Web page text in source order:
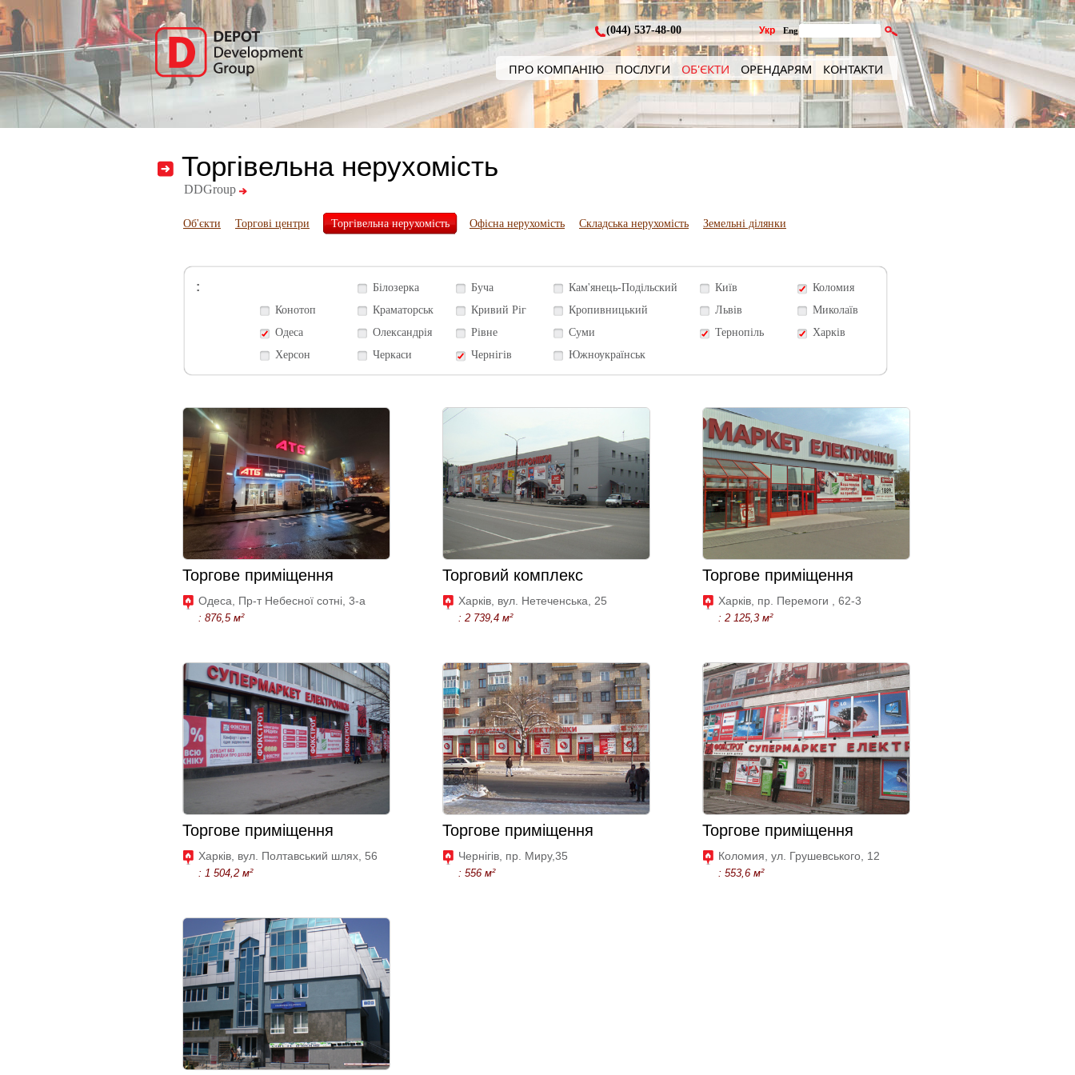
(044) 537-48-00 Укр Eng
ПРО КОМПАНІЮ ПОСЛУГИ ОБ'ЄКТИ ОРЕНДАРЯМ КОНТАКТИ
Торгівельна нерухомість
DDGroup
Об'єкти Торгові центри Торгівельна нерухомість Офісна нерухомість Складська нерухомість Земельні ділянки
: Білозерка Буча Кам'янець-Подільский Київ
Коломия
Конотоп
Краматорськ Кривий Ріг Кропивницький Львів
Миколаїв
Одеса
Олександрія Рівне Суми Тернопіль
Харків
Херсон
Черкаси Чернігів Южноукраїнськ
Торгове приміщення
Одеса, Пр-т Небесної сотні, 3-а
: 876,5 м²
Торговий комплекс
Харків, вул. Нетеченська, 25
: 2 739,4 м²
Торгове приміщення
Харків, пр. Перемоги , 62-3
: 2 125,3 м²
Торгове приміщення
Харків, вул. Полтавський шлях, 56
: 1 504,2 м²
Торгове приміщення
Чернігів, пр. Миру,35
: 556 м²
Торгове приміщення
Коломия, ул. Грушевського, 12
: 553,6 м²